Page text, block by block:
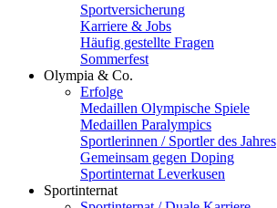
Sportversicherung
Karriere & Jobs
Häufig gestellte Fragen
Sommerfest
Olympia & Co.
Erfolge
Medaillen Olympische Spiele
Medaillen Paralympics
Sportlerinnen / Sportler des Jahres
Gemeinsam gegen Doping
Sportinternat Leverkusen
Sportinternat